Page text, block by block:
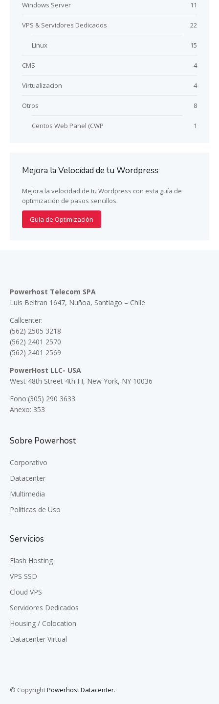
Windows Server 11
VPS & Servidores Dedicados 22
Linux 15
CMS 4
Virtualizacion 4
Otros 8
Centos Web Panel (CWP 1
Mejora la Velocidad de tu Wordpress
Mejora la velocidad de tu Wordpress con esta guía de
optimización de pasos sencillos.
Guía de Optimización
Powerhost Telecom SPA
Luis Beltran 1647, Ñuñoa, Santiago – Chile
Callcenter:
(562) 2505 3218
(562) 2401 2570
(562) 2401 2569
PowerHost LLC- USA
West 48th Street 4th FI, New York, NY 10036
Fono:(305) 290 3633
Anexo: 353
Sobre Powerhost
Corporativo
Datacenter
Multimedia
Políticas de Uso
Servicios
Flash Hosting
VPS SSD
Cloud VPS
Servidores Dedicados
Housing / Colocation
Datacenter Virtual
© CopyrightPowerhost Datacenter.